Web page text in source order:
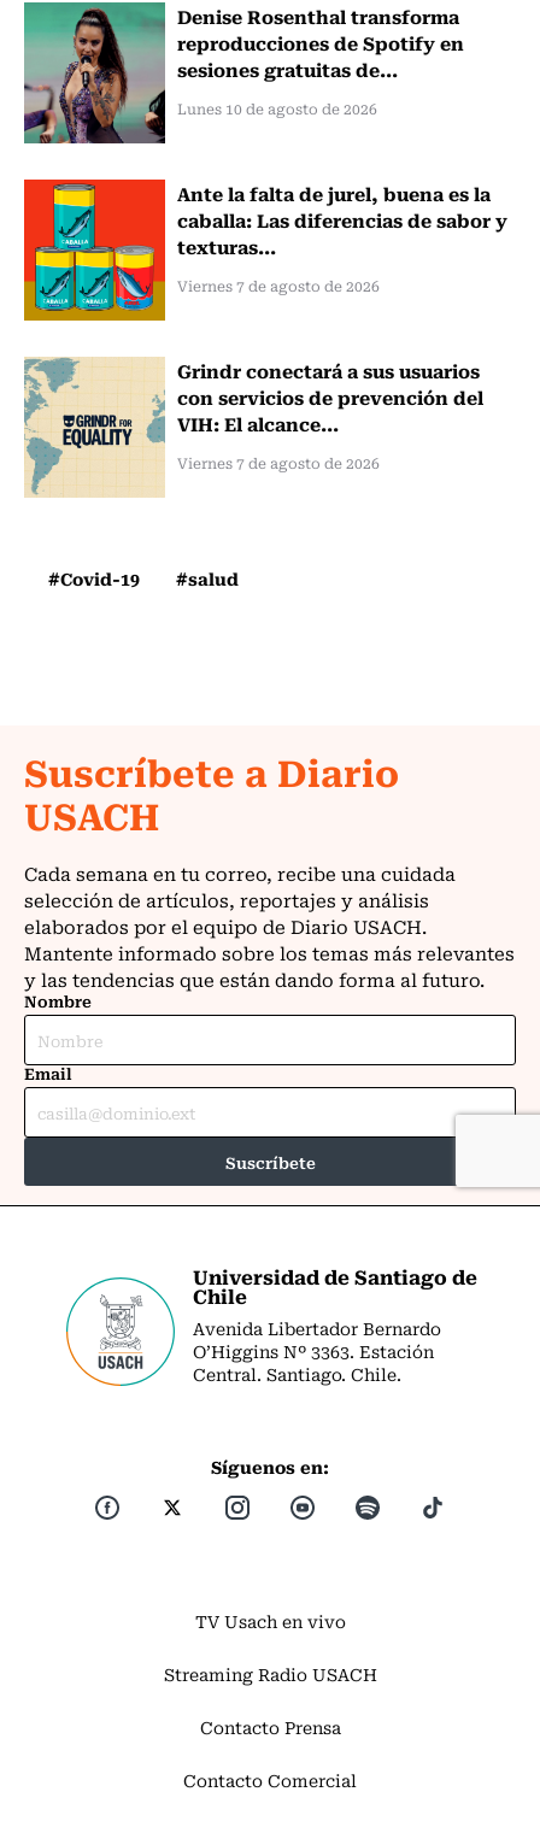
Denise Rosenthal transforma
reproducciones de Spotify en
sesiones gratuitas de...
Lunes 10 de agosto de 2026
Ante la falta de jurel, buena es la
caballa: Las diferencias de sabor y
texturas...
Viernes 7 de agosto de 2026
Grindr conectará a sus usuarios
con servicios de prevención del
VIH: El alcance...
Viernes 7 de agosto de 2026
#Covid-19 #salud
Universidad de Santiago de
Chile
Avenida Libertador Bernardo
O’Higgins Nº 3363. Estación
Central. Santiago. Chile.
Síguenos en:
TV Usach en vivo
Streaming Radio USACH
Contacto Prensa
Contacto Comercial